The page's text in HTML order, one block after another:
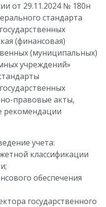
от 29.11.2024 № 180н
стандарта
(финансовая)
(муниципальных)
учреждений»
правовые акты,
рекомендации
учета:
классификации
обеспечения
государственного